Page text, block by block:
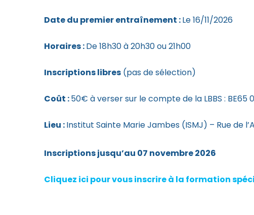
Date du premier entraînement :Le 16/11/2026
Horaires :De 18h30 à 20h30 ou 21h00
Inscriptions libres (pas de sélection)
Coût :50€ à verser sur le compte de la LBBS :
Lieu :Institut Sainte Marie Jambes (ISMJ) – Rue de
Inscriptions jusqu’au 07 novembre 2026
Cliquez ici pour vous inscrire à la formation